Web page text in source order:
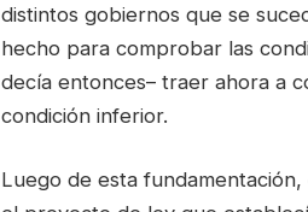
distintos gobiernos que se
hecho para comprobar las
decía entonces– traer ahora a
condición inferior.
Luego de esta